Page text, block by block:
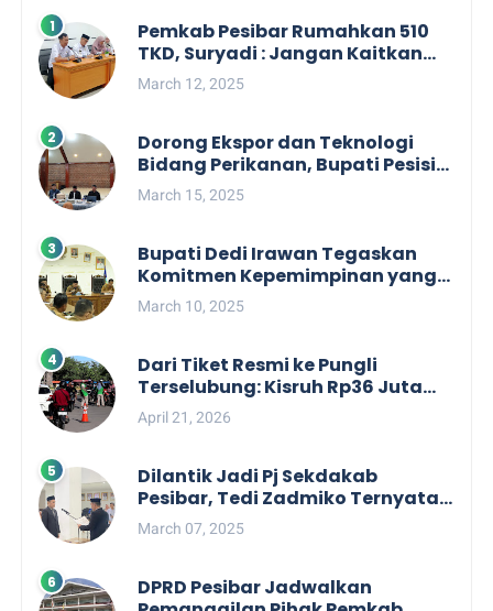
Pemkab Pesibar Rumahkan 510
TKD, Suryadi : Jangan Kaitkan
Dengan Kepentingan Politik
March 12, 2025
Dorong Ekspor dan Teknologi
Bidang Perikanan, Bupati Pesisir
Barat Audiensi Terkait Sister City
March 15, 2025
Bupati Dedi Irawan Tegaskan
Komitmen Kepemimpinan yang
Berpihak kepada Masyarakat
dalam Rapat Koordinasi OPD
March 10, 2025
Dari Tiket Resmi ke Pungli
Terselubung: Kisruh Rp36 Juta
Pengelolaan Tiket Pantai
Labuhan Jukung
April 21, 2026
Dilantik Jadi Pj Sekdakab
Pesibar, Tedi Zadmiko Ternyata
Punya Rekam Jejak Gemilang
March 07, 2025
DPRD Pesibar Jadwalkan